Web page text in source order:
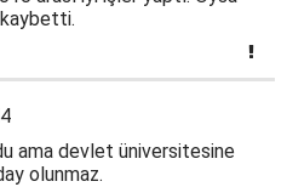
ama devlet üniversitesine
olunmaz.